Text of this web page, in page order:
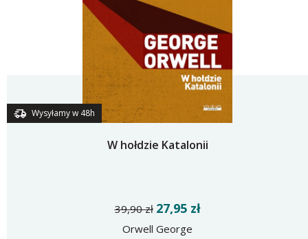
Wysyłamy w 48h
W hołdzie Katalonii
39,90 zł 27,95 zł
Orwell George